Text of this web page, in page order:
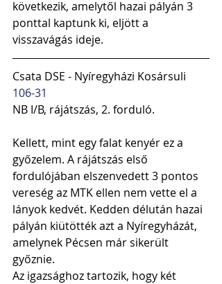
következik, amelytől hazai pályán 3
ponttal kaptunk ki, eljött a
visszavágás ideje.
Csata DSE - Nyíregyházi Kosársuli
106-31
NB I/B, rájátszás, 2. forduló.
Kellett, mint egy falat kenyér ez a
győzelem. A rájátszás első
fordulójában elszenvedett 3 pontos
vereség az MTK ellen nem vette el a
lányok kedvét. Kedden délután hazai
pályán kiütötték azt a Nyíregyházát,
amelynek Pécsen már sikerült
győznie.
Az igazsághoz tartozik, hogy két